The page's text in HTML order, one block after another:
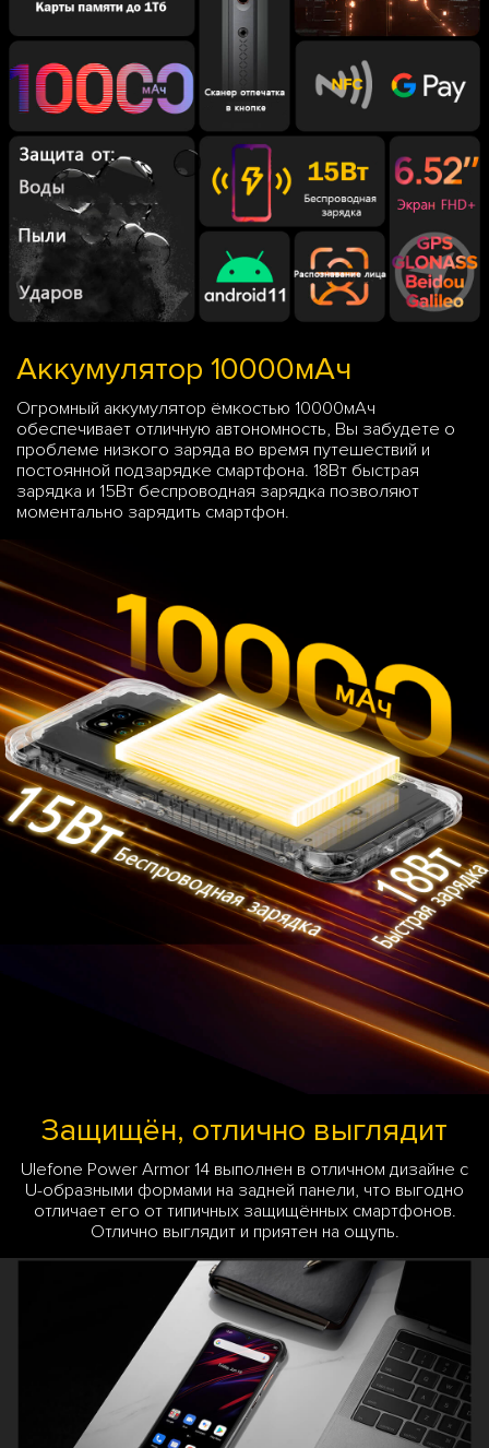
Аккумулятор 10000мАч
Огромный аккумулятор ёмкостью 10000мАч
обеспечивает отличную автономность, Вы забудете о
проблеме низкого заряда во время путешествий и
постоянной подзарядке смартфона. 18Вт быстрая
зарядка и 15Вт беспроводная зарядка позволяют
моментально зарядить смартфон.
Защищён, отлично выглядит
Ulefone Power Armor 14 выполнен в отличном дизайне с
U-образными формами на задней панели, что выгодно
отличает его от типичных защищённых смартфонов.
Отлично выглядит и приятен на ощупь.